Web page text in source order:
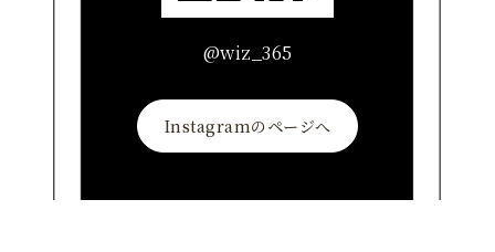
@wiz_365
Instagramのページへ